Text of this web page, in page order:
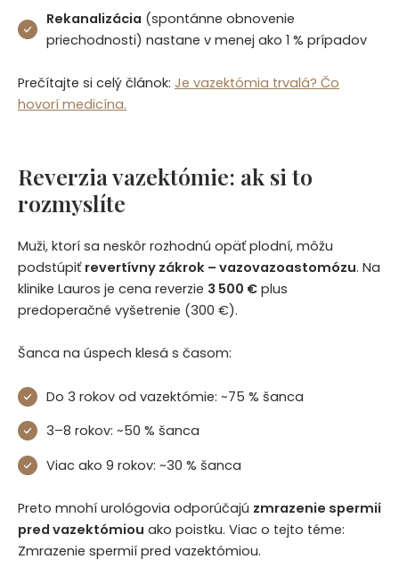
Rekanalizácia (spontánne obnovenie
priechodnosti) nastane v menej ako 1 % prípadov
Prečítajte si celý článok: Je vazektómia trvalá? Čo
hovorí medicína.
Reverzia vazektómie: ak si to
rozmyslíte
Muži, ktorí sa neskôr rozhodnú opäť plodní, môžu
podstúpiť revertívny zákrok – vazovazoastomózu. Na
klinike Lauros je cena reverzie 3 500 € plus
predoperačné vyšetrenie (300 €).
Šanca na úspech klesá s časom:
Do 3 rokov od vazektómie: ~75 % šanca
3–8 rokov: ~50 % šanca
Viac ako 9 rokov: ~30 % šanca
Preto mnohí urológovia odporúčajú zmrazenie spermií
pred vazektómiou ako poistku. Viac o tejto téme:
Zmrazenie spermií pred vazektómiou.